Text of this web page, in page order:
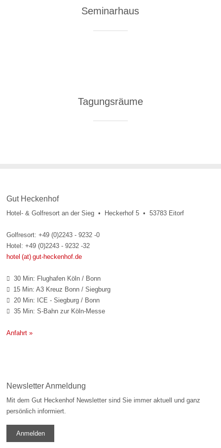
Seminarhaus
Tagungsräume
Gut Heckenhof
Hotel- & Golfresort an der Sieg • Heckerhof 5 • 53783 Eitorf
Golfresort: +49 (0)2243 - 9232 -0
Hotel: +49 (0)2243 - 9232 -32
hotel (at) gut-heckenhof.de
 30 Min: Flughafen Köln / Bonn
 15 Min: A3 Kreuz Bonn / Siegburg
 20 Min: ICE - Siegburg / Bonn
 35 Min: S-Bahn zur Köln-Messe
Anfahrt »
Newsletter Anmeldung
Mit dem Gut Heckenhof Newsletter sind Sie immer aktuell und ganz
persönlich informiert.
Anmelden